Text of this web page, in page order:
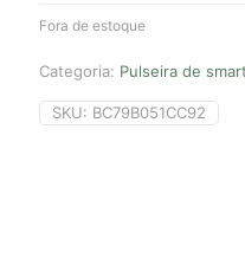
Fora de estoque
Categoria: Pulseira de
SKU: BC79B051CC92